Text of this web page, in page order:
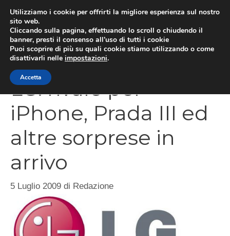
contenuto
LG: rivale per
iPhone, Prada III ed
altre sorprese in
arrivo
5 Luglio 2009 di Redazione
Utilizziamo i cookie per offrirti la migliore esperienza sul nostro
sito web.
Cliccando sulla pagina, effettuando lo scroll o chiudendo il
banner, presti il consenso all’uso di tutti i cookie
Puoi scoprire di più su quali cookie stiamo utilizzando o come
disattivarli nelle impostazioni.
Accetta